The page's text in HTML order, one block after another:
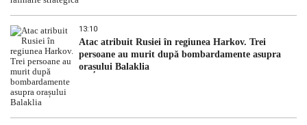
13:10
Atac atribuit Rusiei în regiunea Harkov. Trei
persoane au murit după bombardamente asupra
orașului Balaklia